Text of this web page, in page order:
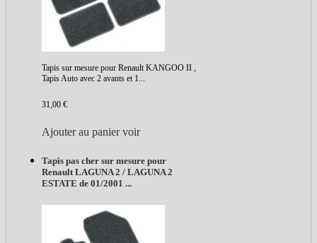
Tapis sur mesure pour Renault KANGOO II ,
Tapis Auto avec 2 avants et 1...
31,00 €
Ajouter au panier voir
Tapis pas cher sur mesure pour
Renault LAGUNA 2 / LAGUNA 2
ESTATE de 01/2001 ...